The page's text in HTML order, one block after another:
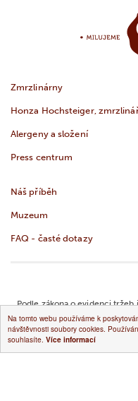
Na tomto webu používáme k
návštěvnosti soubory cookies.
souhlasíte. Více informací
Zmrzlinárny
Honza Hochsteiger,
Alergeny a složení
Press centrum
Náš příběh
Muzeum
FAQ - časté dotazy
Podle zákona o evidenci
účtenku. Zároveň je povinen
online; v případě